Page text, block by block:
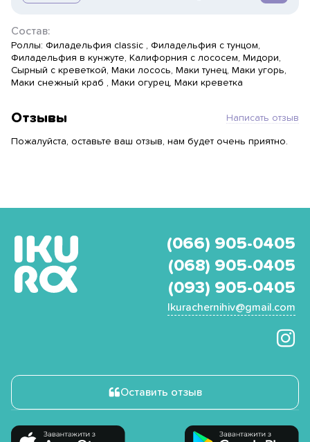
Состав:
Роллы: Филадельфия classic , Филадельфия с тунцом,
Филадельфия в кунжуте, Калифорния с лососем, Мидори,
Сырный с креветкой, Маки лосось, Маки тунец, Маки угорь,
Маки снежный краб , Маки огурец, Маки креветка
Отзывы Написать отзыв
Пожалуйста, оставьте ваш отзыв, нам будет очень приятно.
(066) 905-0405
(068) 905-0405
(093) 905-0405
Ikurachernihiv@gmail.com
Оставить отзыв